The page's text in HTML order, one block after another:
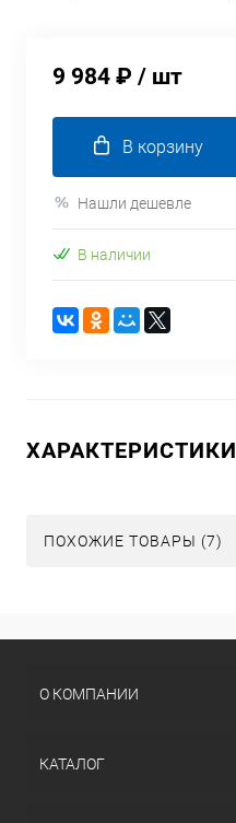
9 984 ₽ / шт
В корзину
Нашли дешевле
В наличии
ХАРАКТЕРИСТИКИ
ПОХОЖИЕ ТОВАРЫ (7)
О КОМПАНИИ
КАТАЛОГ